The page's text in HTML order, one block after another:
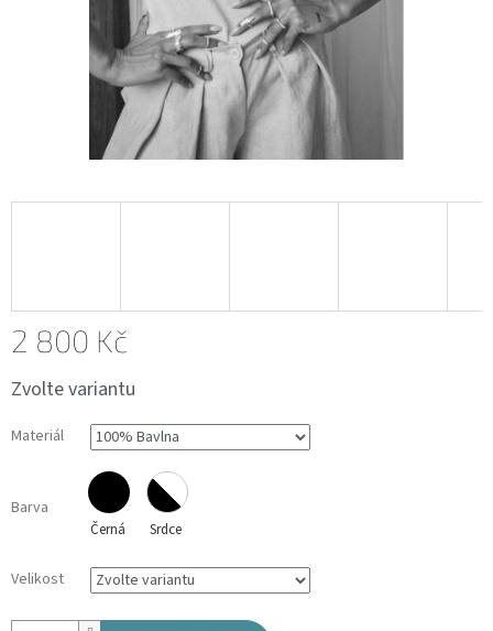
2 800 Kč
cena:
Zvolte variantu
Materiál
Barva
Černá Srdce
Velikost